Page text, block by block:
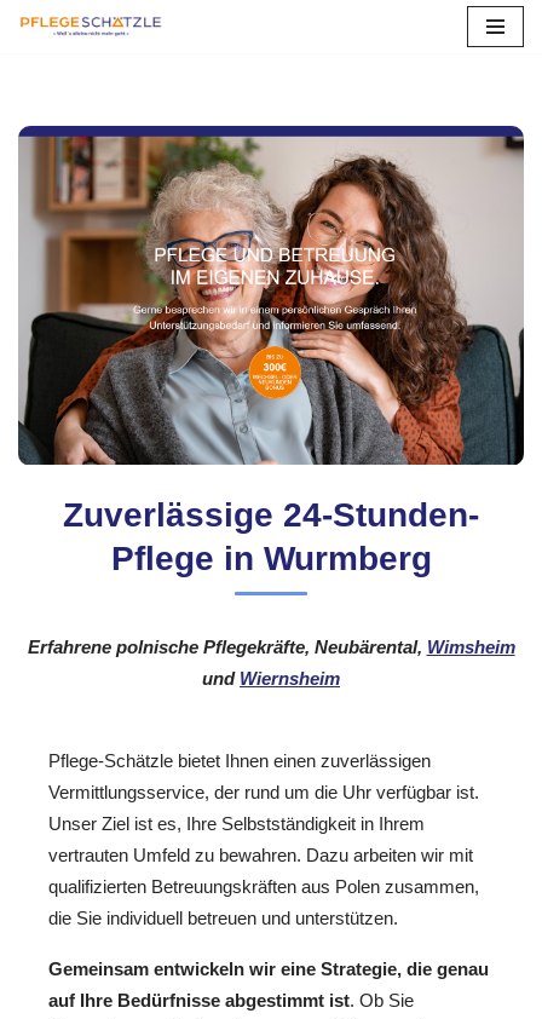
springen
Zuverlässige 24-Stunden-
Pflege in Wurmberg
Erfahrene polnische Pflegekräfte, Neubärental, Wimsheim
und Wiernsheim
Pflege-Schätzle bietet Ihnen einen zuverlässigen
Vermittlungsservice, der rund um die Uhr verfügbar ist.
Unser Ziel ist es, Ihre Selbstständigkeit in Ihrem
vertrauten Umfeld zu bewahren. Dazu arbeiten wir mit
qualifizierten Betreuungskräften aus Polen zusammen,
die Sie individuell betreuen und unterstützen.
Gemeinsam entwickeln wir eine Strategie, die genau
auf Ihre Bedürfnisse abgestimmt ist. Ob Sie